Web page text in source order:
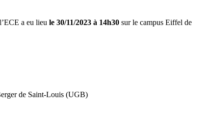
a eu lieu le 30/11/2023 à 14h30 sur le campus Eiffel de
de Saint-Louis (UGB)